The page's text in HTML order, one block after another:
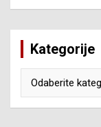
Kategorije